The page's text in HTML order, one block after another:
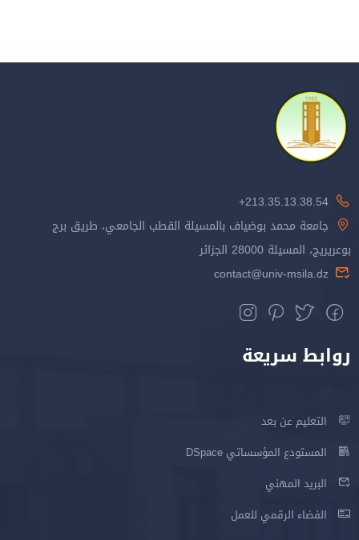
213.35.13.38.54+
جامعة محمد بوضياف بالمسيلة القطب الجامعي، طريق برج
بوعريريج، المسيلة 28000 الجزائر
contact@univ-msila.dz
روابط سريعة
التعليم عن بعد
المستودع المؤسساتي DSpace
البريد المهني
الفضاء الرقمي للعمل